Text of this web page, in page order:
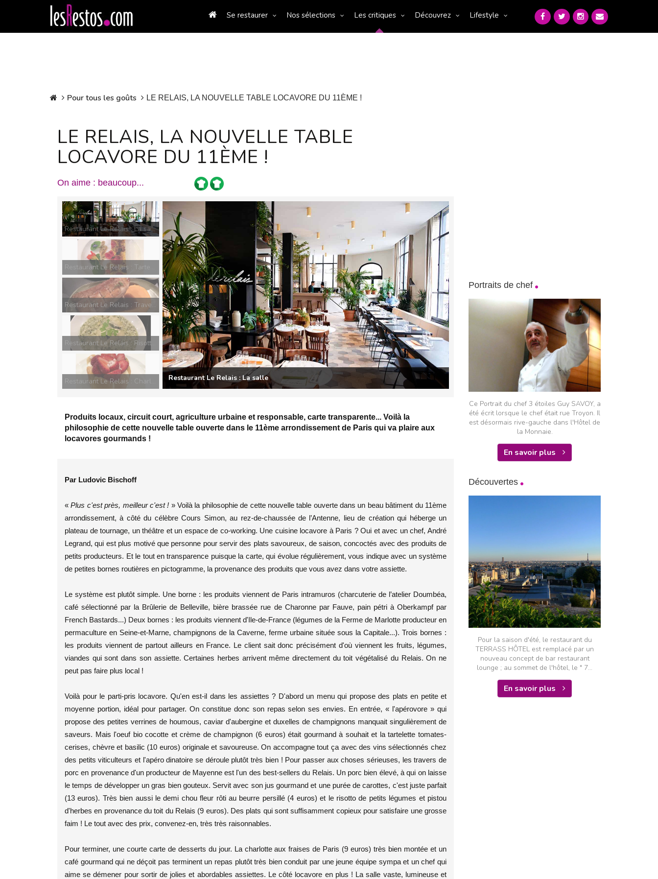
Se restaurer Nos sélections Les critiques Découvrez Lifestyle
Pour tous les goûts LE RELAIS, LA NOUVELLE TABLE LOCAVORE DU 11ÈME !
LE RELAIS, LA NOUVELLE TABLE
LOCAVORE DU 11ÈME !
On aime : beaucoup...
Restaurant Le Relais : Tartelette tomates cerises et chèvre
Restaurant Le Relais : La salle
Restaurant Le Relais : Travers de porc cuit 24h
Produits locaux, circuit court, agriculture urbaine et responsable, carte transparente... Voilà la
philosophie de cette nouvelle table ouverte dans le 11ème arrondissement de Paris qui va plaire aux
locavores gourmands !
Par Ludovic Bischoff
«Plus c'est près, meilleur c'est ! » Voilà la philosophie de cette nouvelle table ouverte dans un beau bâtiment du 11ème
arrondissement, à côté du célèbre Cours Simon, au rez-de-chaussée de l’Antenne, lieu de création qui héberge un
plateau de tournage, un théâtre et un espace de co-working. Une cuisine locavore à Paris ? Oui et avec un chef, André
Legrand, qui est plus motivé que personne pour servir des plats savoureux, de saison, concoctés avec des produits de
petits producteurs. Et le tout en transparence puisque la carte, qui évolue régulièrement, vous indique avec un système
de petites bornes routières en pictogramme, la provenance des produits que vous avez dans votre assiette.
Le système est plutôt simple. Une borne : les produits viennent de Paris intramuros (charcuterie de l’atelier Doumbéa,
café sélectionné par la Brûlerie de Belleville, bière brassée rue de Charonne par Fauve, pain pétri à Oberkampf par
French Bastards...) Deux bornes : les produits viennent d'Ile-de-France (légumes de la Ferme de Marlotte producteur en
permaculture en Seine-et-Marne, champignons de la Caverne, ferme urbaine située sous la Capitale...). Trois bornes :
les produits viennent de partout ailleurs en France. Le client sait donc précisément d'où viennent les fruits, légumes,
viandes qui sont dans son assiette. Certaines herbes arrivent même directement du toit végétalisé du Relais. On ne
peut pas faire plus local !
Voilà pour le parti-pris locavore. Qu'en est-il dans les assiettes ? D'abord un menu qui propose des plats en petite et
moyenne portion, idéal pour partager. On constitue donc son repas selon ses envies. En entrée, « l'apérovore » qui
propose des petites verrines de houmous, caviar d'aubergine et duxelles de champignons manquait singulièrement de
saveurs. Mais l'oeuf bio cocotte et crème de champignon (6 euros) était gourmand à souhait et la tartelette tomates-
cerises, chèvre et basilic (10 euros) originale et savoureuse. On accompagne tout ça avec des vins sélectionnés chez
des petits viticulteurs et l'apéro dinatoire se déroule plutôt très bien ! Pour passer aux choses sérieuses, les travers de
porc en provenance d'un producteur de Mayenne est l'un des best-sellers du Relais. Un porc bien élevé, à qui on laisse
le temps de développer un gras bien gouteux. Servit avec son jus gourmand et une purée de carottes, c'est juste parfait
(13 euros). Très bien aussi le demi chou fleur rôti au beurre persillé (4 euros) et le risotto de petits légumes et pistou
d'herbes en provenance du toit du Relais (9 euros). Des plats qui sont suffisamment copieux pour satisfaire une grosse
faim ! Le tout avec des prix, convenez-en, très très raisonnables.
Pour terminer, une courte carte de desserts du jour. La charlotte aux fraises de Paris (9 euros) très bien montée et un
café gourmand qui ne déçoit pas terminent un repas plutôt très bien conduit par une jeune équipe sympa et un chef qui
aime se démener pour sortir de jolies et abordables assiettes. Le côté locavore en plus ! La salle vaste, lumineuse et
Portraits de chef
Ce Portrait du chef 3 étoiles Guy SAVOY, a
été écrit lorsque le chef était rue Troyon. Il
est désormais rive-gauche dans l'Hôtel de
la Monnaie.
En savoir plus
Découvertes
Pour la saison d'été, le restaurant du
TERRASS HÔTEL est remplacé par un
nouveau concept de bar restaurant
lounge ; au sommet de l'hôtel, le " 7...
En savoir plus